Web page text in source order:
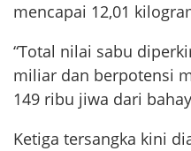
mencapai 12,01
“Total nilai sabu
miliar dan berpotensi
149 ribu jiwa dari
Ketiga tersangka kini